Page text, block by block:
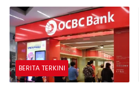
BERITA TERKINI